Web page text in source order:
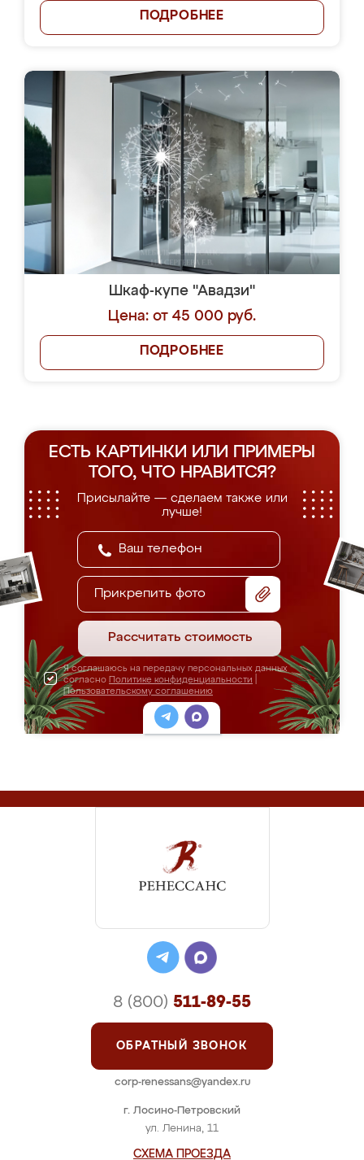
ПОДРОБНЕЕ
Шкаф-купе "Авадзи"
Цена: от 45 000 руб.
ПОДРОБНЕЕ
ЕСТЬ КАРТИНКИ ИЛИ ПРИМЕРЫ
ТОГО, ЧТО НРАВИТСЯ?
Присылайте — сделаем также или
лучше!
Прикрепить фото
Рассчитать стоимость
Я соглашаюсь на передачу персональных данных
согласно Политике конфиденциальности
Пользовательскому соглашению
г. Лосино-Петровский
ул. Ленина, 11
СХЕМА ПРОЕЗДА
8 (800) 511-89-55
ОБРАТНЫЙ ЗВОНОК
corp-renessans@yandex.ru